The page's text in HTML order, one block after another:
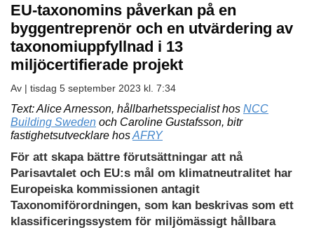
EU-taxonomins påverkan på en
byggentreprenör och en utvärdering av
taxonomiuppfyllnad i 13
miljöcertifierade projekt
Av | tisdag 5 september 2023 kl. 7:34
Text: Alice Arnesson, hållbarhetsspecialist hos NCC
Building Sweden och Caroline Gustafsson, bitr
fastighetsutvecklare hosAFRY
För att skapa bättre förutsättningar att nå
Parisavtalet och EU:s mål om klimatneutralitet har
Europeiska kommissionen antagit
Taxonomiförordningen, som kan beskrivas som ett
klassificeringssystem för miljömässigt hållbara